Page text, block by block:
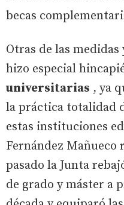
becas
Otras de las
hizo especial
universitarias , ya
la práctica totalidad
estas instituciones
Fernández Mañueco
pasado la Junta
de grado y máster a